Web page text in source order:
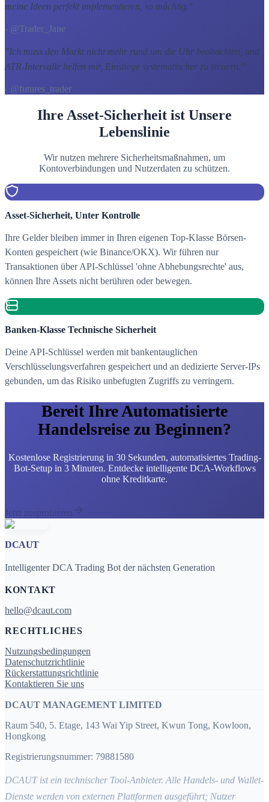
meine Ideen perfekt implementieren, so mächtig."
- @Trader_Jane
"Ich muss den Markt nicht mehr rund um die Uhr beobachten, und
ATR-Intervalle helfen mir, Einstiege systematischer zu steuern. "
- @futures_trader
Ihre Asset-Sicherheit ist Unsere
Lebenslinie
Wir nutzen mehrere Sicherheitsmaßnahmen, um
Kontoverbindungen und Nutzerdaten zu schützen.
Asset-Sicherheit, Unter Kontrolle
Ihre Gelder bleiben immer in Ihren eigenen Top-Klasse Börsen-
Konten gespeichert (wie Binance/OKX). Wir führen nur
Transaktionen über API-Schlüssel 'ohne Abhebungsrechte' aus,
können Ihre Assets nicht berühren oder bewegen.
Banken-Klasse Technische Sicherheit
Deine API-Schlüssel werden mit bankentauglichen
Verschlüsselungsverfahren gespeichert und an dedizierte Server-IPs
gebunden, um das Risiko unbefugten Zugriffs zu verringern.
Bereit Ihre Automatisierte
Handelsreise zu Beginnen?
Kostenlose Registrierung in 30 Sekunden, automatisiertes Trading-
Bot-Setup in 3 Minuten. Entdecke intelligente DCA-Workflows
ohne Kreditkarte.
Jetzt ausprobieren
DCAUT
Intelligenter DCA Trading Bot der nächsten Generation
KONTAKT
hello@dcaut.com
RECHTLICHES
Nutzungsbedingungen
Datenschutzrichtlinie
Rückerstattungsrichtlinie
Kontaktieren Sie uns
DCAUT MANAGEMENT LIMITED
Raum 540, 5. Etage, 143 Wai Yip Street, Kwun Tong, Kowloon,
Hongkong
Registrierungsnummer: 79881580
DCAUT ist ein technischer Tool-Anbieter. Alle Handels- und Wallet-
Dienste werden von externen Plattformen ausgeführt; Nutzer